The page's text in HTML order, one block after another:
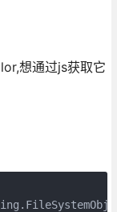
想通过js获取它